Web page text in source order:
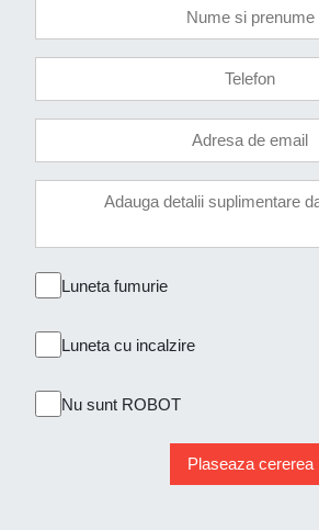
Luneta fumurie
Luneta cu incalzire
Nu sunt ROBOT
Plaseaza cererea